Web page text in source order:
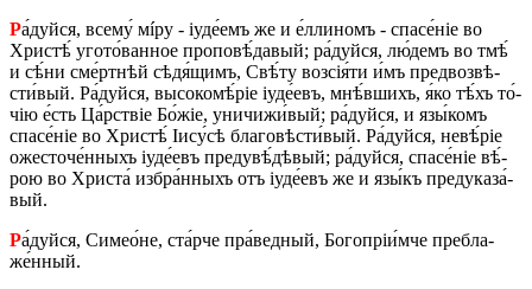
Ра́дуй­ся, все­му́ мíру - іуде́­емъ же и е́л­ли­номъ - спа­се́ніе во
Хри­стѣ́ уго­то́­ван­ное про­по­вѣ́­да­вый; ра́дуй­ся, лю́­демъ во тмѣ́
и сѣ́ни сме́рт­нѣй сѣдя́щимъ, Свѣ́ту возсія́ти и́мъ пред­воз­вѣ­
сти́­вый. Ра́дуй­ся, вы­со­ко­мѣ́ріе іуде́­евъ, мнѣ́в­шихъ, я́ко тѣ́хъ то́­
чію е́сть Ца́рствіе Бо́жіе, уни­чи­жи́­вый; ра́дуй­ся, и язы́­комъ
спа­се́ніе во Хри­стѣ́ Іису́­сѣ бла­го­вѣ­сти́­вый. Ра́дуй­ся, не­вѣ́ріе
оже­сто­че́н­ныхъ іуде́­евъ преду­вѣ́­дѣ­вый; ра́дуй­ся, спа­се́ніе вѣ́­
рою во Хри­ста́ из­бра́н­ныхъ отъ іуде́­евъ же и язы́къ предука­за́­
вый.
Ра́дуй­ся, Си­ме­о́­не, ста́р­че пра́­вед­ный, Бо­го­пріи́м­че пре­бла­
же́н­ный.